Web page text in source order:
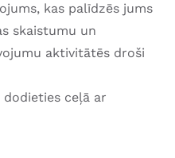
kas palīdzēs jums
skaistumu un
aktivitātēs droši
ceļā ar